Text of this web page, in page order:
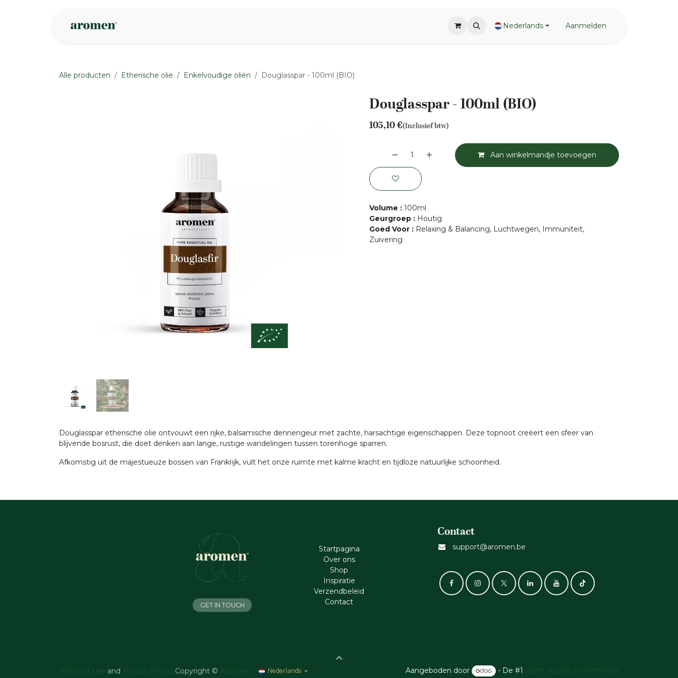
Nederlands Aanmelden
Alle producten Etherische olie Enkelvoudige oliën Douglasspar - 100ml (BIO)
Douglasspar - 100ml (BIO)
105,10€(Inclusief btw)
Aan winkelmandje toevoegen
Volume : 100ml
Geurgroep : Houtig
Goed Voor : Relaxing & Balancing, Luchtwegen, Immuniteit,
Zuivering
Douglasspar etherische olie ontvouwt een rijke, balsamische dennengeur met zachte, harsachtige eigenschappen. Deze topnoot creëert een sfeer van
blijvende bosrust, die doet denken aan lange, rustige wandelingen tussen torenhoge sparren.
Afkomstig uit de majestueuze bossen van Frankrijk, vult het onze ruimte met kalme kracht en tijdloze natuurlijke schoonheid.
Startpagina
Ove​r​ ons
Shop
Inspiratie
Verzendbeleid
Cont​act
Contact
support@aromen.be
GET IN TOUCH
Terms of Use and Privacy Policy . Copyright © Aromen Nederlands Aangeboden door - De #1 Open source e-commerce